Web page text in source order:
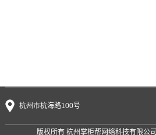
杭州市杭海路100号
版权所有 杭州掌柜帮网络科技有限公司